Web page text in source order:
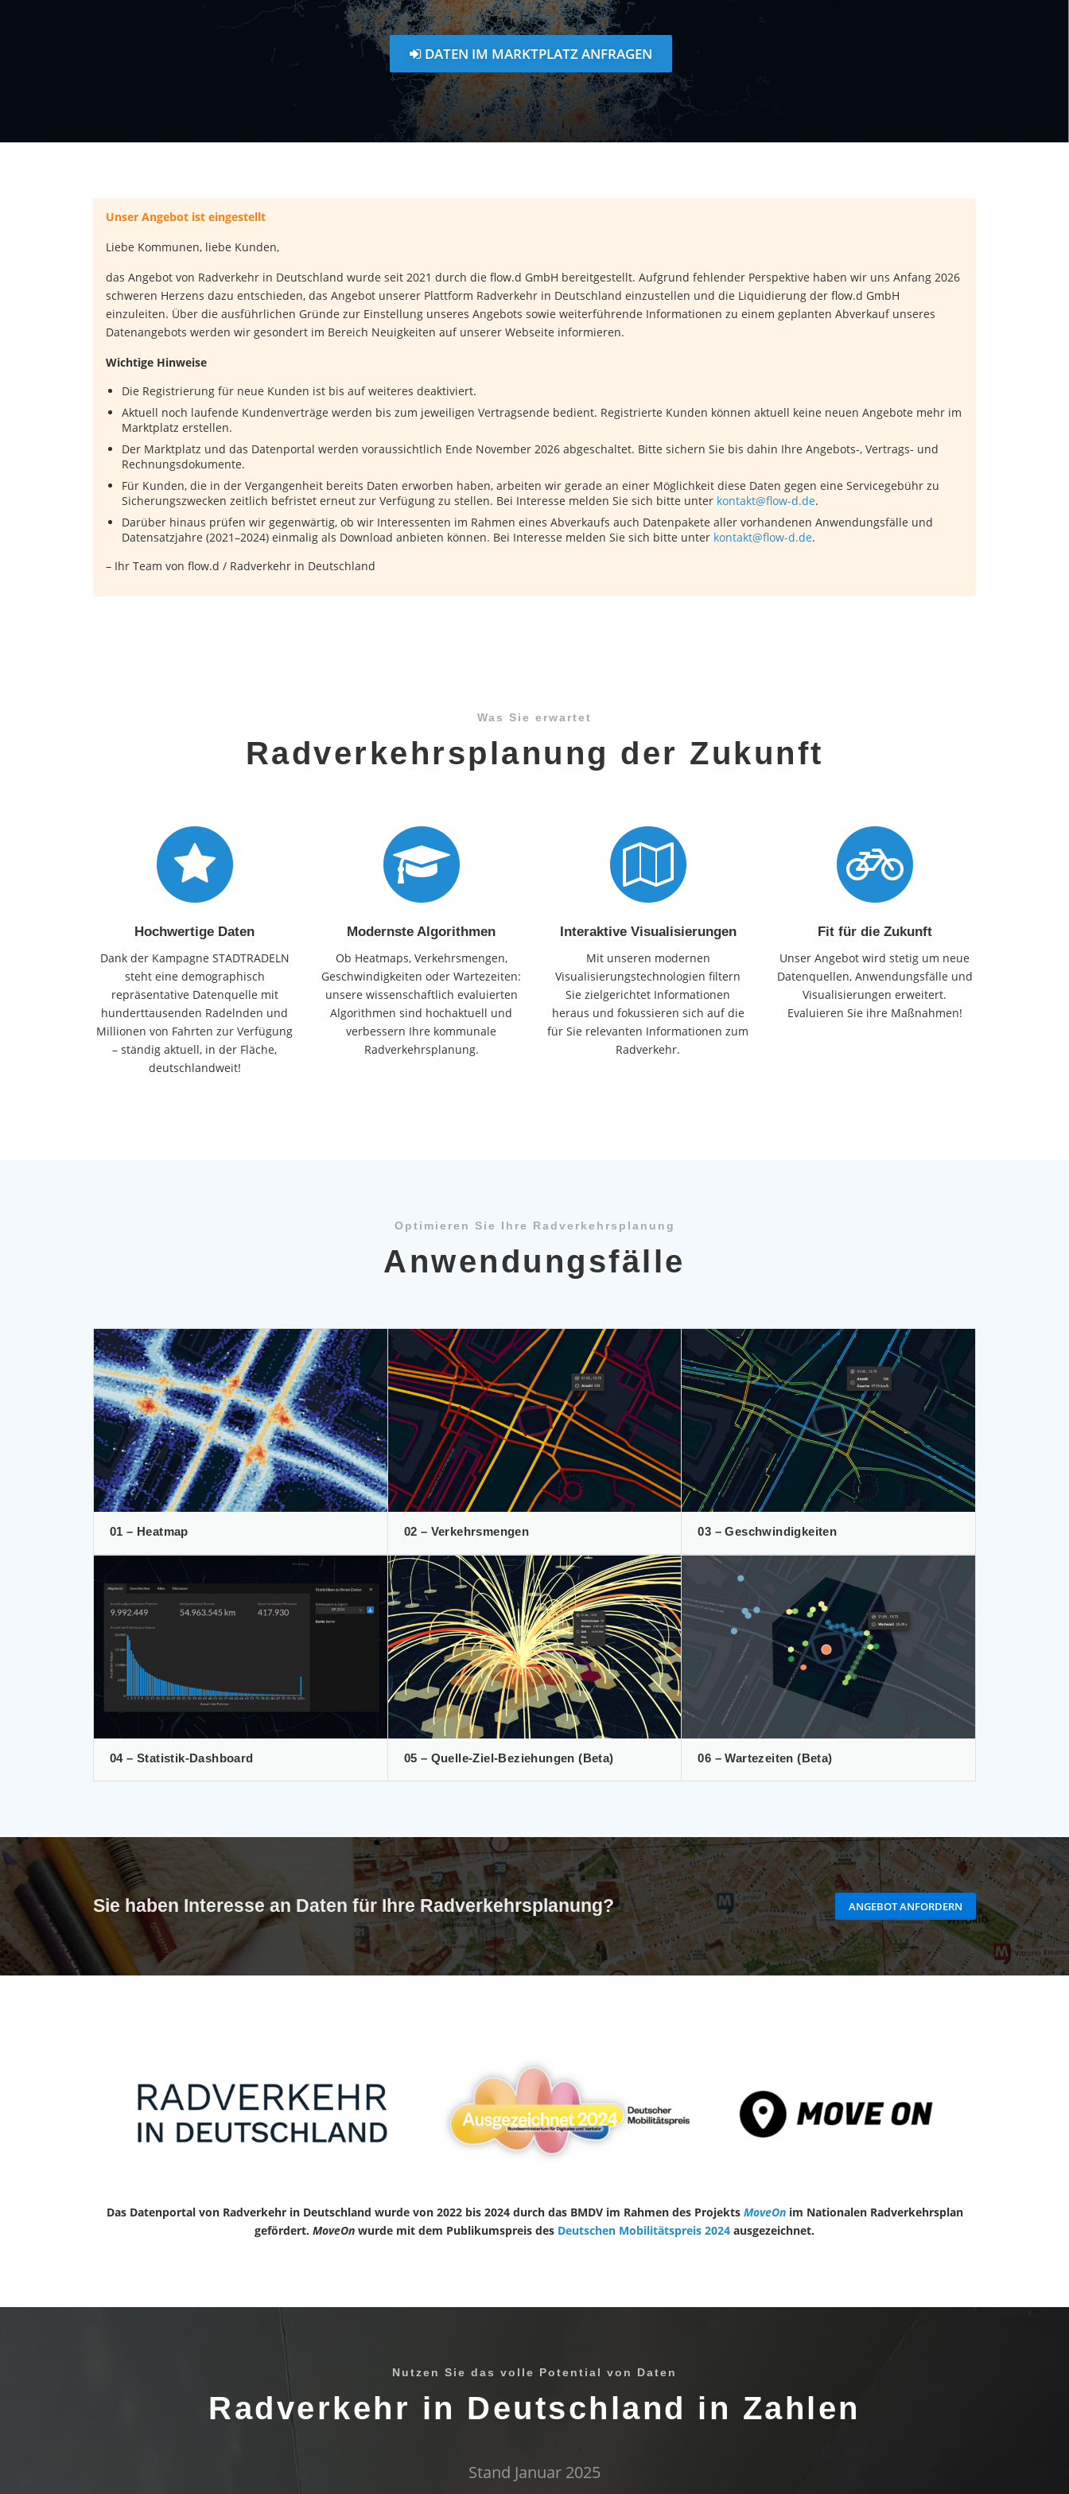
DATEN IM MARKTPLATZ ANFRAGEN
Unser Angebot ist eingestellt
Liebe Kommunen, liebe Kunden,
das Angebot von Radverkehr in Deutschland wurde seit 2021 durch die flow.d GmbH bereitgestellt. Aufgrund fehlender Perspektive haben wir uns Anfang 2026
schweren Herzens dazu entschieden, das Angebot unserer Plattform Radverkehr in Deutschland einzustellen und die Liquidierung der flow.d GmbH
einzuleiten. Über die ausführlichen Gründe zur Einstellung unseres Angebots sowie weiterführende Informationen zu einem geplanten Abverkauf unseres
Datenangebots werden wir gesondert im Bereich Neuigkeiten auf unserer Webseite informieren.
Wichtige Hinweise
Die Registrierung für neue Kunden ist bis auf weiteres deaktiviert.
Aktuell noch laufende Kundenverträge werden bis zum jeweiligen Vertragsende bedient. Registrierte Kunden können aktuell keine neuen Angebote mehr im
Marktplatz erstellen.
Der Marktplatz und das Datenportal werden voraussichtlich Ende November 2026 abgeschaltet. Bitte sichern Sie bis dahin Ihre Angebots-, Vertrags- und
Rechnungsdokumente.
Für Kunden, die in der Vergangenheit bereits Daten erworben haben, arbeiten wir gerade an einer Möglichkeit diese Daten gegen eine Servicegebühr zu
Sicherungszwecken zeitlich befristet erneut zur Verfügung zu stellen. Bei Interesse melden Sie sich bitte unter kontakt@flow-d.de.
Darüber hinaus prüfen wir gegenwärtig, ob wir Interessenten im Rahmen eines Abverkaufs auch Datenpakete aller vorhandenen Anwendungsfälle und
Datensatzjahre (2021–2024) einmalig als Download anbieten können. Bei Interesse melden Sie sich bitte unter kontakt@flow-d.de.
– Ihr Team von flow.d / Radverkehr in Deutschland
Was Sie erwartet
Radverkehrsplanung der Zukunft
Hochwertige Daten
Dank der Kampagne STADTRADELN
steht eine demographisch
repräsentative Datenquelle mit
hunderttausenden Radelnden und
Millionen von Fahrten zur Verfügung
– ständig aktuell, in der Fläche,
deutschlandweit!
Modernste Algorithmen
Ob Heatmaps, Verkehrsmengen,
Geschwindigkeiten oder Wartezeiten:
unsere wissenschaftlich evaluierten
Algorithmen sind hochaktuell und
verbessern Ihre kommunale
Radverkehrsplanung.
Interaktive Visualisierungen
Mit unseren modernen
Visualisierungstechnologien filtern
Sie zielgerichtet Informationen
heraus und fokussieren sich auf die
für Sie relevanten Informationen zum
Radverkehr.
Fit für die Zukunft
Unser Angebot wird stetig um neue
Datenquellen, Anwendungsfälle und
Visualisierungen erweitert.
Evaluieren Sie ihre Maßnahmen!
Optimieren Sie Ihre Radverkehrsplanung
Anwendungsfälle
01 – Heatmap 02 – Verkehrsmengen 03 – Geschwindigkeiten
04 – Statistik-Dashboard 05 – Quelle-Ziel-Beziehungen (Beta) 06 – Wartezeiten (Beta)
Sie haben Interesse an Daten für Ihre Radverkehrsplanung? ANGEBOT ANFORDERN
Das Datenportal von Radverkehr in Deutschland wurde von 2022 bis 2024 durch das BMDV im Rahmen des Projekts MoveOnim Nationalen Radverkehrsplan
gefördert. MoveOn wurde mit dem Publikumspreis des Deutschen Mobilitätspreis 2024 ausgezeichnet.
Nutzen Sie das volle Potential von Daten
Radverkehr in Deutschland in Zahlen
Stand Januar 2025